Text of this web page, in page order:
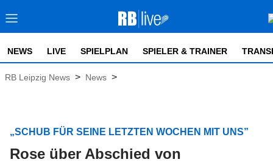
NEWS LIVE SPIELPLAN SPIELER & TRAINER
RB Leipzig News > News >
„SCHUB FÜR SEINE LETZTEN WOCHEN MIT UNS”
Rose über Abschied von